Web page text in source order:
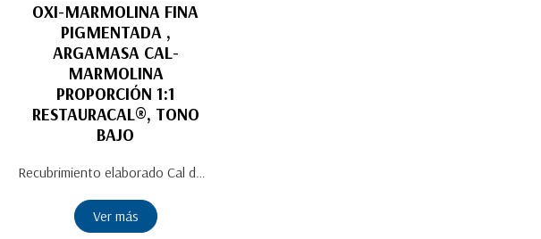
OXI-MARMOLINA FINA
PIGMENTADA ,
ARGAMASA CAL-
MARMOLINA
PROPORCIÓN 1:1
RESTAURACAL®, TONO
BAJO
Recubrimiento elaborado Cal de Alta Pureza en forma de Pasta añeja, marmolina (polvo de mármol) y pigmento mineral, se puede obtener una capa externa impermeable. Argamasa lista para aplicar en interiores. Con mano de obra calificada y técnicas tradicionales manifiesta su funcionalidad. Excepcional en baños y cocinas por sus características fungicidas que limitan el desarrollo de hongos y por su gran resistencia al agua. Otorga un acabo estético único de brillo muy apreciable. Ofrece confort térmico que regula tanto la temperatura como la humedad. Impermeable. 100% natural. Durabilidad prolongada a través del proceso de carbonatación de la Cal de Alta Pureza. Presentación: Cubeta de 19 L
Ver más